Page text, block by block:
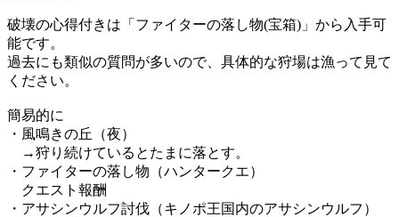
破壊の心得付きは「ファイターの落し物(宝箱)」から入手可
能です。
過去にも類似の質問が多いので、具体的な狩場は漁って見て
ください。
簡易的に
・風鳴きの丘（夜）
→狩り続けているとたまに落とす。
・ファイターの落し物（ハンタークエ）
クエスト報酬
・アサシンウルフ討伐（キノポ王国内のアサシンウルフ）